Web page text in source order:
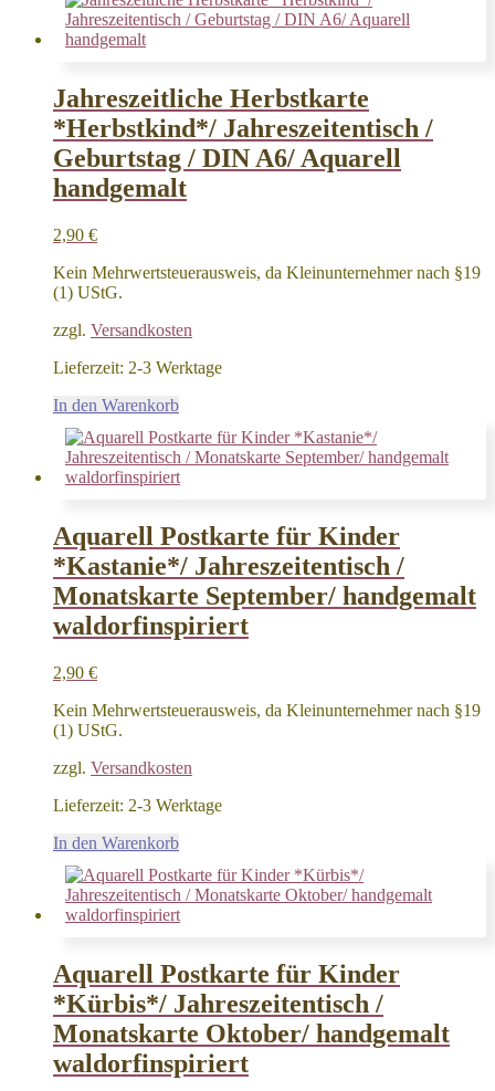
Jahreszeitliche Herbstkarte
*Herbstkind*/ Jahreszeitentisch /
Geburtstag / DIN A6/ Aquarell
handgemalt
2,90 €
Kein Mehrwertsteuerausweis, da Kleinunternehmer nach §19
(1) UStG.
zzgl. Versandkosten
Lieferzeit: 2-3 Werktage
In den Warenkorb
Aquarell Postkarte für Kinder
*Kastanie*/ Jahreszeitentisch /
Monatskarte September/ handgemalt
waldorfinspiriert
2,90 €
Kein Mehrwertsteuerausweis, da Kleinunternehmer nach §19
(1) UStG.
zzgl. Versandkosten
Lieferzeit: 2-3 Werktage
In den Warenkorb
Aquarell Postkarte für Kinder
*Kürbis*/ Jahreszeitentisch /
Monatskarte Oktober/ handgemalt
waldorfinspiriert